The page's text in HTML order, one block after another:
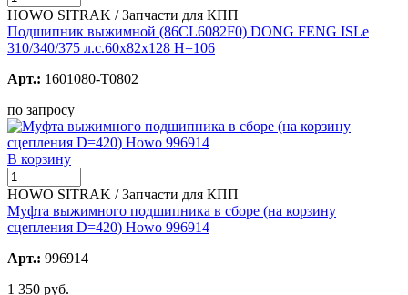
HOWO SITRAK / Запчасти для КПП
Подшипник выжимной (86CL6082F0) DONG FENG ISLe
310/340/375 л.с.60х82х128 H=106
Арт.: 1601080-T0802
по запросу
В корзину
HOWO SITRAK / Запчасти для КПП
Муфта выжимного подшипника в сборе (на корзину
сцепления D=420) Howo 996914
Арт.: 996914
1 350 руб.